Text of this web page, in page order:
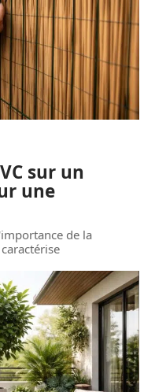
sur un
une
de la